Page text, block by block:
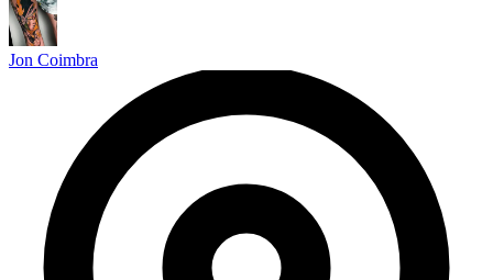
Jon Coimbra